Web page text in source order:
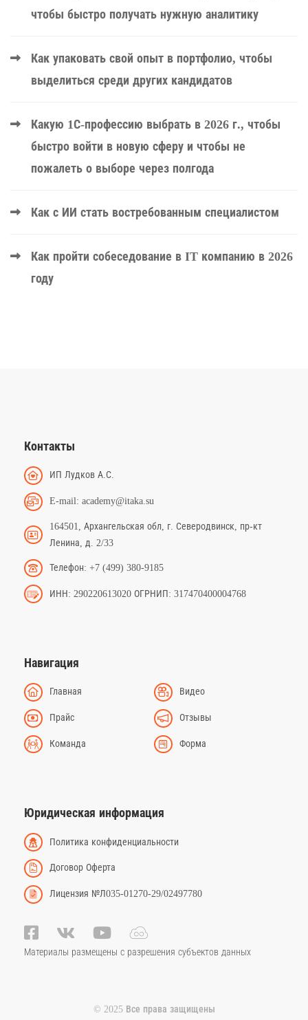
чтобы быстро получать нужную аналитику
Как упаковать свой опыт в портфолио, чтобы
выделиться среди других кандидатов
Какую 1С-профессию выбрать в 2026 г., чтобы
быстро войти в новую сферу и чтобы не
пожалеть о выборе через полгода
Как с ИИ стать востребованным специалистом
Как пройти собеседование в IT компанию в 2026
году
Контакты
ИП Лудков А.С.
E-mail: academy@itaka.su
164501, Архангельская обл, г. Северодвинск, пр-кт
Ленина, д. 2/33
Телефон: +7 (499) 380-9185
ИНН: 290220613020 ОГРНИП: 317470400004768
Навигация
Главная Видео
Прайс Отзывы
Команда Форма
Юридическая информация
Политика конфиденциальности
Договор Оферта
Лицензия №Л035-01270-29/02497780
Материалы размещены с разрешения субъектов данных
© 2025 Все права защищены